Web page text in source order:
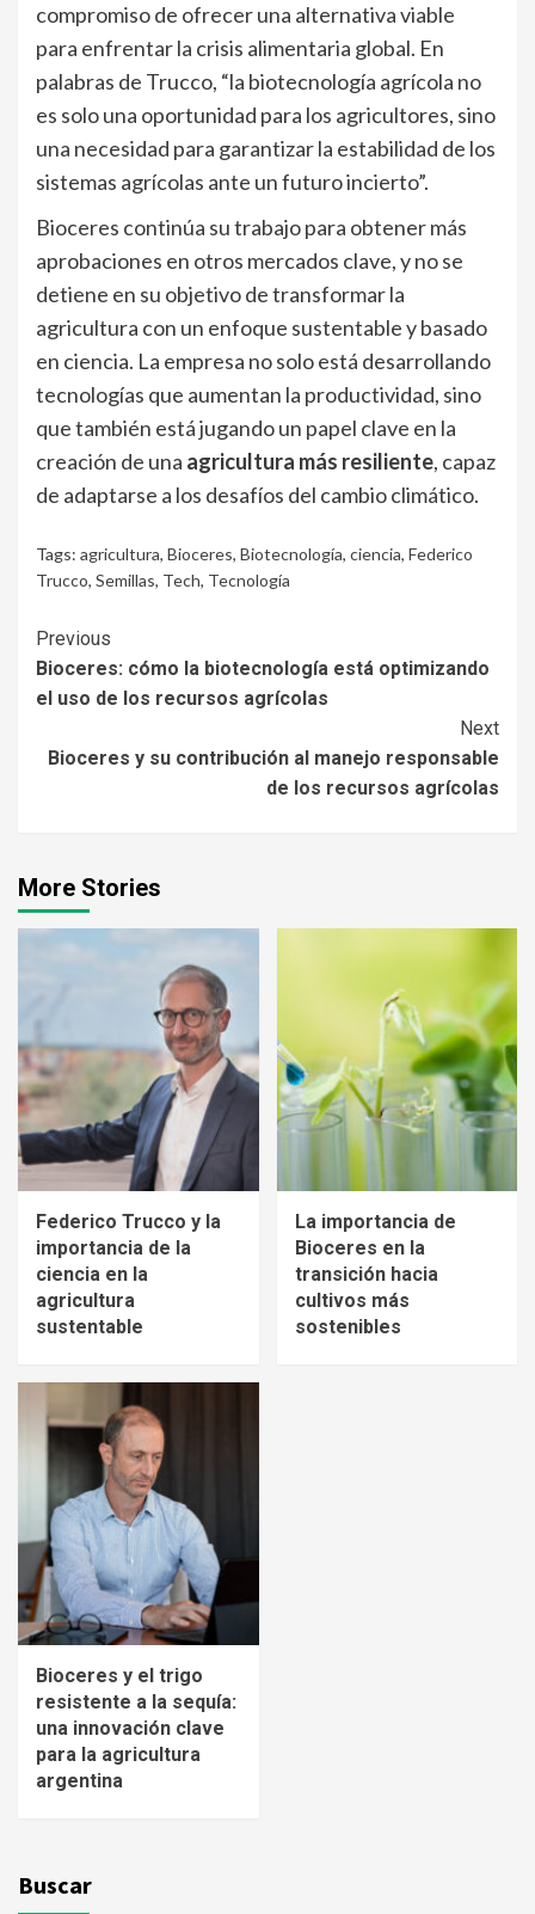
compromiso de ofrecer una alternativa viable
para enfrentar la crisis alimentaria global. En
palabras de Trucco, “la biotecnología agrícola no
es solo una oportunidad para los agricultores, sino
una necesidad para garantizar la estabilidad de los
sistemas agrícolas ante un futuro incierto”.
Bioceres continúa su trabajo para obtener más
aprobaciones en otros mercados clave, y no se
detiene en su objetivo de transformar la
agricultura con un enfoque sustentable y basado
en ciencia. La empresa no solo está desarrollando
tecnologías que aumentan la productividad, sino
que también está jugando un papel clave en la
creación de una agricultura más resiliente, capaz
de adaptarse a los desafíos del cambio climático.
Tags: agricultura, Bioceres, Biotecnología, ciencia, Federico
Trucco, Semillas, Tech, Tecnología
Continue
Reading
Previous
Bioceres: cómo la biotecnología está optimizando
el uso de los recursos agrícolas
Next
Bioceres y su contribución al manejo responsable
de los recursos agrícolas
More Stories
Federico Trucco y la
importancia de la
ciencia en la
agricultura
sustentable
La importancia de
Bioceres en la
transición hacia
cultivos más
sostenibles
Bioceres y el trigo
resistente a la sequía:
una innovación clave
para la agricultura
argentina
Buscar